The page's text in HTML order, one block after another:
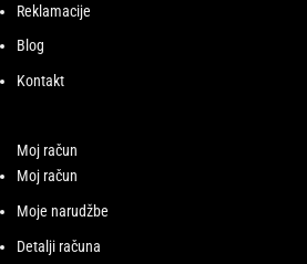
Reklamacije
Blog
Kontakt
Moj račun
Moj račun
Moje narudžbe
Detalji računa